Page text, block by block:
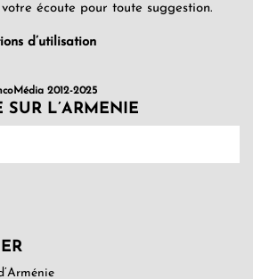
écoute pour toute suggestion.
d’utilisation
2012-2025
SUR L’ARMENIE